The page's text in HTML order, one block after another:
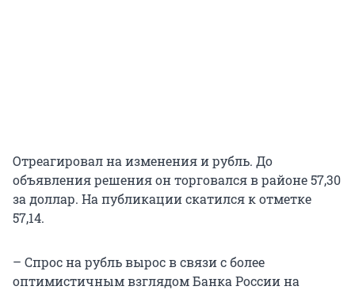
Отреагировал на изменения и рубль. До
объявления решения он торговался в районе 57,30
за доллар. На публикации скатился к отметке
57,14.
– Спрос на рубль вырос в связи с более
оптимистичным взглядом Банка России на